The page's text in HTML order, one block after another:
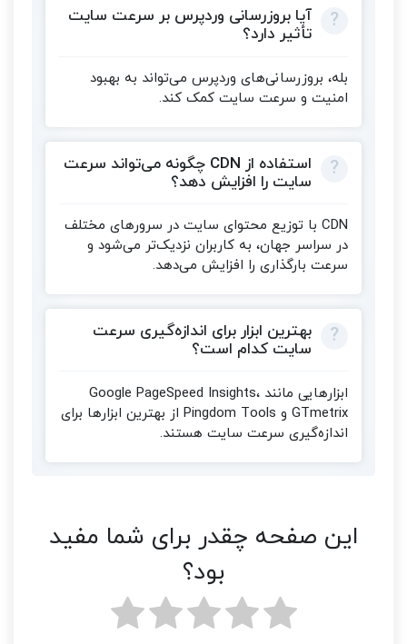
آیا بروزرسانی وردپرس بر سرعت سایت
تأثیر دارد؟
بله، بروزرسانی‌های وردپرس می‌تواند به بهبود
امنیت و سرعت سایت کمک کند.
استفاده از CDN چگونه می‌تواند سرعت
سایت را افزایش دهد؟
CDN با توزیع محتوای سایت در سرورهای مختلف
در سراسر جهان، به کاربران نزدیک‌تر می‌شود و
سرعت بارگذاری را افزایش می‌دهد.
بهترین ابزار برای اندازه‌گیری سرعت
سایت کدام است؟
ابزارهایی مانند Google PageSpeed Insights،
GTmetrix و Pingdom Tools از بهترین ابزارها برای
اندازه‌گیری سرعت سایت هستند.
این صفحه چقدر برای شما مفید
بود؟